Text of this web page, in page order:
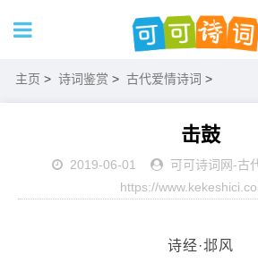
主页 > 诗词鉴赏 > 古代爱情诗词 >
击鼓
2019-06-01 可可诗词网-古
https://
诗经·邶风